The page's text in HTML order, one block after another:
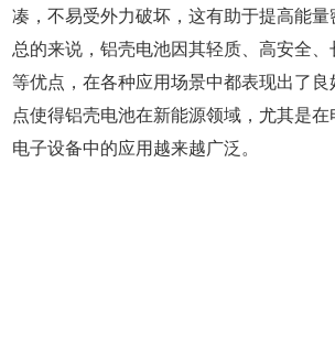
凑，不易受外力破坏，这有助于提高能量
总的来说，铝壳电池因其轻质、高安全
等优点，在各种应用场景中都表现出了
点使得铝壳电池在新能源领域，尤其是
电子设备中的应用越来越广泛。